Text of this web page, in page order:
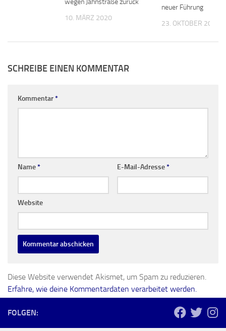
10. MÄRZ 2020
neuer Führung
23. OKTOBER 2020
SCHREIBE EINEN KOMMENTAR
Kommentar*
Name* E-Mail-Adresse*
Website
Diese Website verwendet Akismet, um Spam zu reduzieren.
Erfahre, wie deine Kommentardaten verarbeitet werden.
FOLGEN: